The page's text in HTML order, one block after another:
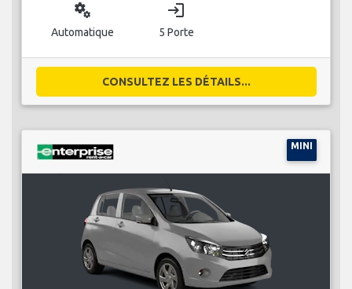
miscellaneous_services
Automatique
login
5 Porte
CONSULTEZ LES DÉTAILS...
MINI